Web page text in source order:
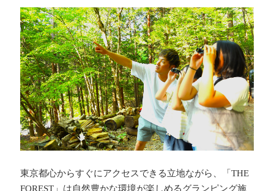
東京都心からすぐにアクセスできる立地ながら、「THE
FOREST」は自然豊かな環境が楽しめるグランピング施